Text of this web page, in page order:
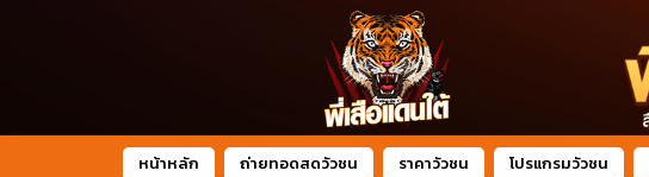
หน้าหลัก ถ่ายทอดสดวัวชน ราคาวัวชน โปรแกรมวัวชน